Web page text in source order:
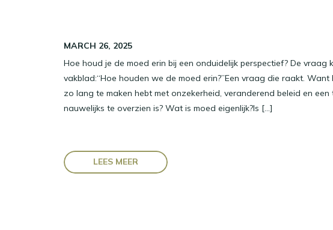
LEES MEER
Hoe houd je de moed erin bij een onduidelijk perspectief? De vraag
vakblad:“Hoe houden we de moed erin?”Een vraag die raakt.
zo lang te maken hebt met onzekerheid, veranderend beleid en een
nauwelijks te overzien is? Wat is moed eigenlijk?Is […]
MARCH 26, 2025